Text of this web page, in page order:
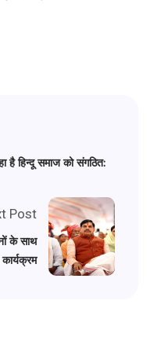
है हिन्दू समाज को संगठित:
Post
के साथ